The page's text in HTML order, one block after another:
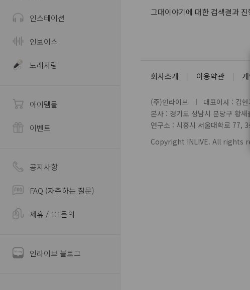
인스테이션
인보이스
노래자랑
아이템몰
이벤트
공지사항
FAQ (자주하는 질문)
제휴 / 1:1문의
인라이브 블로그
그대이야기에 대한 검색결과
회사소개 이용약관
(주)인라이브 대표이사 : 김현
본사 : 경기도 성남시 분당구 황새
연구소 : 시흥시 서울대학로 77, 3
Copyright INLIVE. All rights